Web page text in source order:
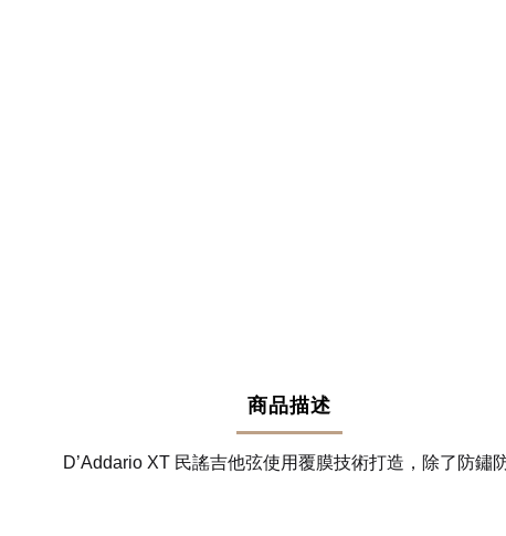
商品描述
D’Addario XT 民謠吉他弦使用覆膜技術打造，除了防